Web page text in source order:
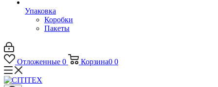
Упаковка
Коробки
Пакеты
Отложенные 0 Корзина0 0